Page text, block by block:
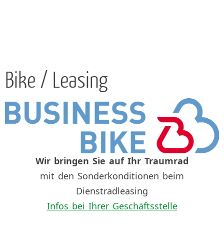
Bike / Leasing
Wir bringen Sie auf Ihr Traumrad
mit den Sonderkonditionen beim
Dienstradleasing
Infos bei Ihrer Geschäftsstelle